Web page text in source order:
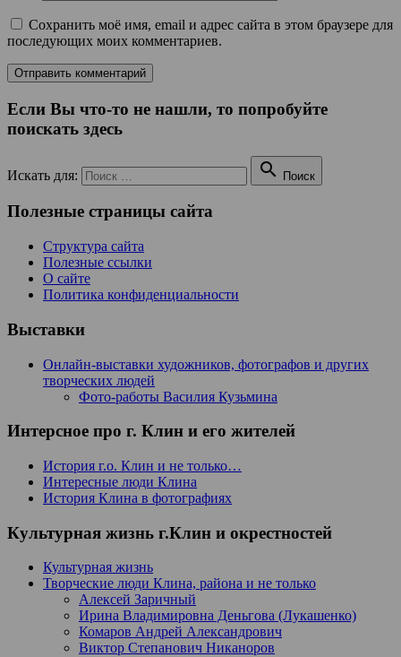
Сохранить моё имя, email и адрес сайта в этом браузере для
последующих моих комментариев.
Если Вы что-то не нашли, то попробуйте
поискать здесь
Искать для:  Поиск
Полезные страницы сайта
Структура сайта
Полезные ссылки
О сайте
Политика конфиденциальности
Выставки
Онлайн-выставки художников, фотографов и других
творческих людей
Фото-работы Василия Кузьмина
Интерсное про г. Клин и его жителей
История г.о. Клин и не только…
Интересные люди Клина
История Клина в фотографиях
Культурная жизнь г.Клин и окрестностей
Культурная жизнь
Творческие люди Клина, района и не только
Алексей Заричный
Ирина Владимировна Деньгова (Лукашенко)
Комаров Андрей Александрович
Виктор Степанович Никаноров